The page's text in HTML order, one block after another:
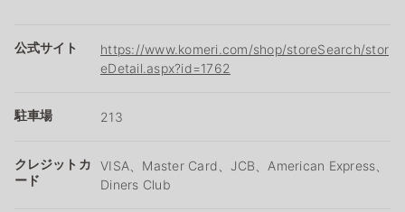
公式サイト
https://www.komeri.com/shop/storeSearch/stor
eDetail.aspx?id=1762
駐車場 213
クレジットカ
ード
VISA、Master Card、JCB、American Express、
Diners Club